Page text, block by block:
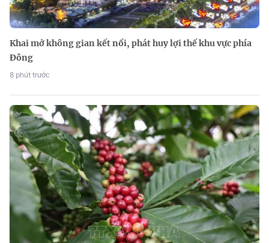
Khai mở không gian kết nối, phát huy lợi thế khu vực phía
Đông
8 phút trước